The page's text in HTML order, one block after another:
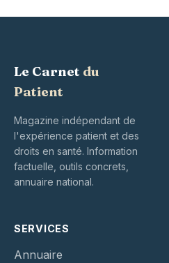
Le Carnet du
Patient
Magazine indépendant de
l'expérience patient et des
droits en santé. Information
factuelle, outils concrets,
annuaire national.
SERVICES
Annuaire